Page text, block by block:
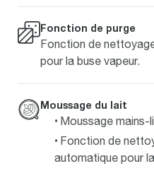
Fonction de purge
Fonction de
pour la buse vapeur.
Moussage du lait
Moussage mains-
Fonction de
automatique pour